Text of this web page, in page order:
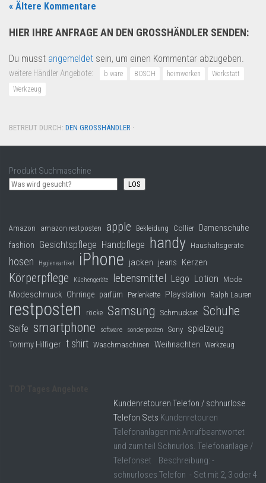
« Ältere Kommentare
HIER IHRE ANFRAGE AN DEN GROSSHÄNDLER SENDEN:
Du musst angemeldet sein, um einen Kommentar abzugeben.
weitere Händler Angebote: b ware BOSCH heimwerken
Werkstatt
Werkzeug
BETREUT DURCH: DEN GROSSHÄNDLER ·
Produkt Suchmaschine
LOS
Amazon amazon restposten apple Bekleidung Collier Damenschuhe
fashion Gesichtspflege Handpflege handy Haushaltsgeräte
hosen Hygieneartikel iPhone jacken jeans Kerzen
Körperpflege Küchengeräte lebensmittel Lego Lotion Mode
Modeschmuck Ohrringe parfüm Perlenkette Playstation Ralph Lauren
restposten röcke Samsung Schmuckset Schuhe
Seife smartphone software sonderposten Sony spielzeug
Tommy Hilfiger t shirt Waschmaschinen Weihnachten Werkzeug
Kundenretouren Telefon / schnurlose
Telefon Sets Kundenretouren
Telefonanlagen mit Anrufbeantwortet
und zum teil Schnurlos. Telefonanlage /
Telefonset Beschreibung: -
schnurloses Telefon - Set mit 2, 3 oder 4